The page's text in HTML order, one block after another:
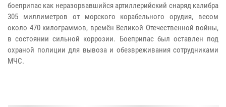
боеприпас как неразорвавшийся артиллерийский снаряд калибра
305 миллиметров от морского корабельного орудия, весом
около 470 килограммов, времён Великой Отечественной войны,
в состоянии сильной коррозии. Боеприпас был оставлен под
охраной полиции для вывоза и обезвреживания сотрудниками
МЧС.